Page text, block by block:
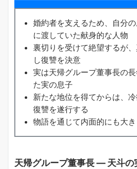
婚約者を支えるため、自分
に渡していた献身的な人物
裏切りを受けて絶望するが
し復讐を決意
実は天帰グループ董事長の
た実の息子
新たな地位を得てからは、
復讐を遂行する
物語を通じて内面的にも大き
天帰グループ董事長 ― 天斗の